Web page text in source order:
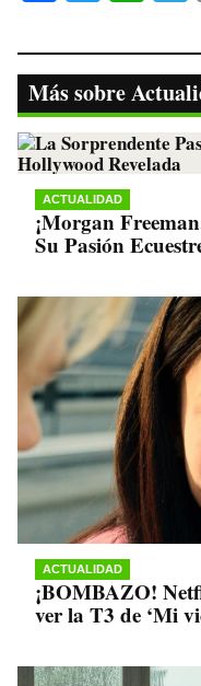
bo
ok
tte
r
ts
A
pp
Más sobre
ACTUALIDAD
¡Morgan
Su Pasión
ACTUALIDAD
¡BOMBAZO!
ver la T3 de ‘Mi